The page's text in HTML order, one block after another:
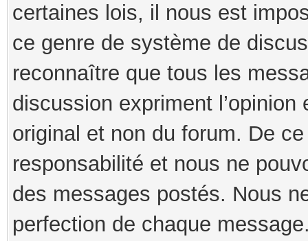
certaines lois, il nous est
ce genre de système de
reconnaître que tous les
discussion expriment
original et non du forum. De
responsabilité et nous ne
des messages postés. Nous
perfection de chaque